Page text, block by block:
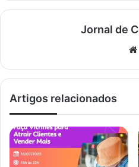
Jornal de
Artigos relacionados